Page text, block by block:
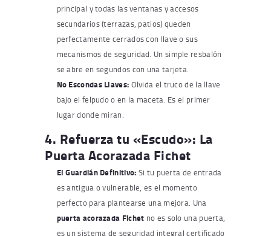
principal y todas las ventanas y accesos
secundarios (terrazas, patios) queden
perfectamente cerrados con llave o sus
mecanismos de seguridad. Un simple resbalón
se abre en segundos con una tarjeta.
No Escondas Llaves: Olvida el truco de la llave
bajo el felpudo o en la maceta. Es el primer
lugar donde miran.
4. Refuerza tu «Escudo»: La
Puerta Acorazada Fichet
El Guardián Definitivo: Si tu puerta de entrada
es antigua o vulnerable, es el momento
perfecto para plantearse una mejora. Una
puerta acorazada Fichet no es solo una puerta,
es un sistema de seguridad integral certificado